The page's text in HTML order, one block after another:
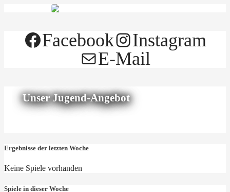
Facebook
Instagram
E-Mail
Unser Jugend-Angebot
Ergebnisse der letzten Woche
Keine Spiele vorhanden
Spiele in dieser Woche